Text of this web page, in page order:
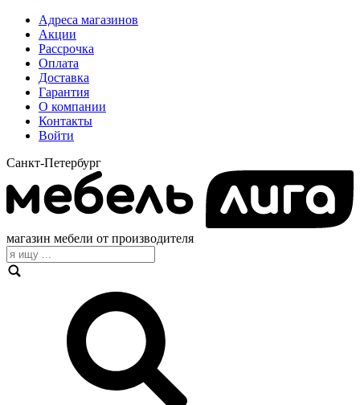
Адреса магазинов
Акции
Рассрочка
Оплата
Доставка
Гарантия
О компании
Контакты
Войти
Санкт-Петербург
магазин мебели от производителя